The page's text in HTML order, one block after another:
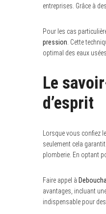
entreprises. Grâce à
Pour les cas
pression. Cette
optimal des eaux
Le
d’esprit
Lorsque vous confiez
seulement cela
plomberie. En optant
Faire appel à
avantages, incluant
indispensable pour